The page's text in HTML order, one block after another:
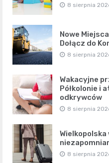
8 sierpnia
Nowe
Dołącz do
8 sierpnia
Wakacyjne
Półkolonie i
odkrywców
8 sierpnia
Wielkopolska
8 sierpnia